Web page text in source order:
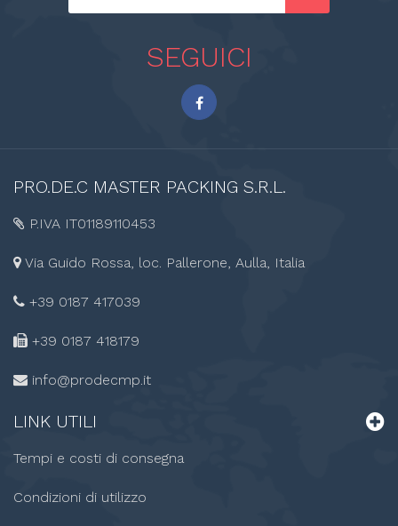
SEGUICI
PRO.DE.C MASTER PACKING S.R.L.
P.IVA IT01189110453
Via Guido Rossa, loc. Pallerone, Aulla, Italia
+39 0187 417039
+39 0187 418179
info@prodecmp.it
LINK UTILI
Tempi e costi di consegna
Condizioni di utilizzo